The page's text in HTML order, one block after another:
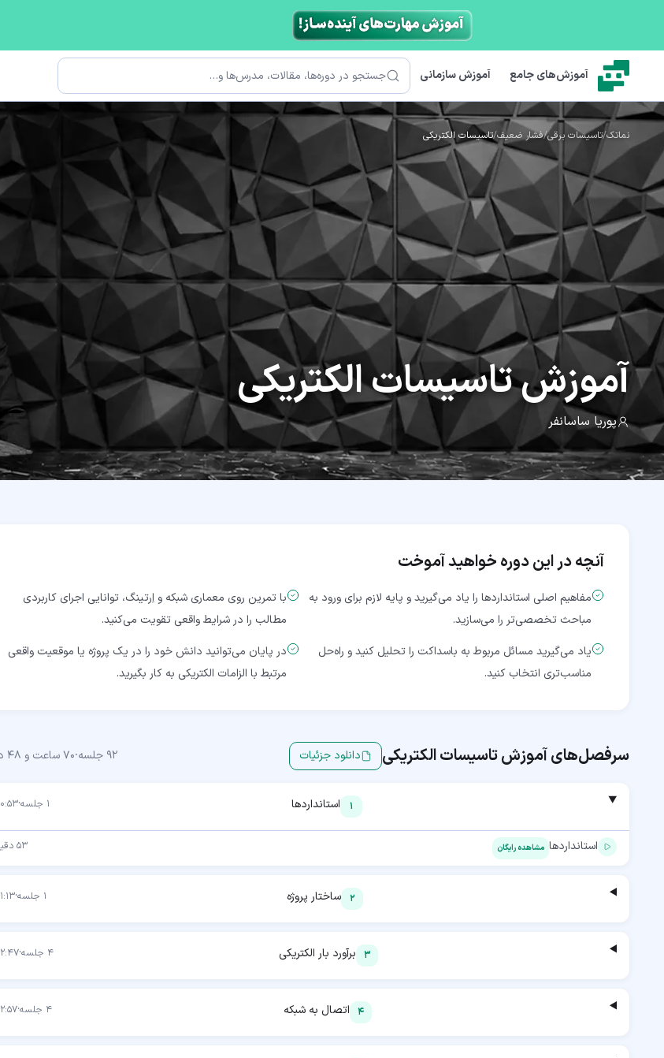
آموزش‌های جامع آموزش سازمانی جستجو
نماتک/تاسیسات برقی/فشار ضعیف/تاسیسات الکتریکی
آموزشتاسیسات الکتریکی
پوریا ساسانفر
آنچه در این دوره خواهید آموخت
مفاهیم اصلی استانداردها را یاد می‌گیرید و پایه لازم برای ورود به
مباحث تخصصی‌تر را می‌سازید.
با تمرین روی معماری شبکه و اِرتینگ، توانایی اجرای کاربردی
مطالب را در شرایط واقعی تقویت می‌کنید.
یاد می‌گیرید مسائل مربوط به باسداکت را تحلیل کنید و راه‌حل
مناسب‌تری انتخاب کنید.
در پایان می‌توانید دانش خود را در یک پروژه یا موقعیت واقعی
مرتبط با الزامات الکتریکی به کار بگیرید.
سرفصل‌های آموزشتاسیسات الکتریکی دانلود جزئیات 92 جلسه·70 ساعت و 48 دقیقه
1 استانداردها 1 جلسه·
0:53
استانداردها مشاهده رایگان 53 دقیقه
2 ساختار پروژه 1 جلسه·
1:13
3 برآورد بار الکتریکی 4 جلسه·
2:47
4 اتصال به شبکه 4 جلسه·
2:57